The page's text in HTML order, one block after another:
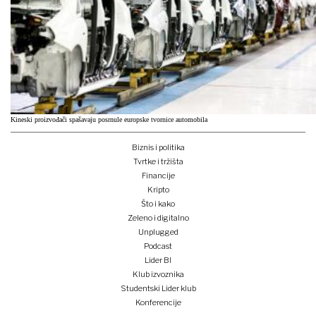
Kineski proizvođači spašavaju posrnule europske tvornice automobila
Biznis i politika
Tvrtke i tržišta
Financije
Kripto
Što i kako
Zeleno i digitalno
Unplugged
Podcast
Lider BI
Klub izvoznika
Studentski Lider klub
Konferencije